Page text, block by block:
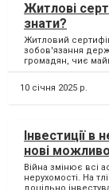
Житлові
знати?
Житловий
зобов'язання
громадян, чиє
10 січня 2025 р.
Інвестиції в
нові
Війна змінює всі
нерухомості. На